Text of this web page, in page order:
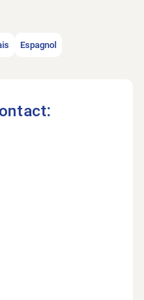
Espagnol